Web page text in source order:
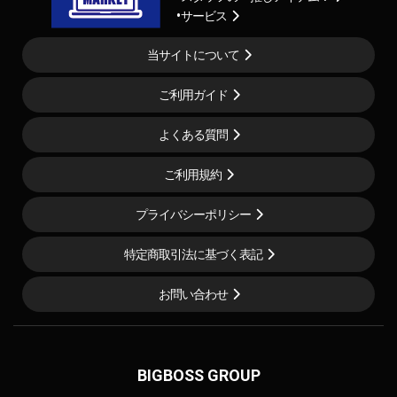
サービス
当サイトについて
ご利用ガイド
よくある質問
ご利用規約
プライバシーポリシー
特定商取引法に基づく表記
お問い合わせ
BIGBOSS GROUP